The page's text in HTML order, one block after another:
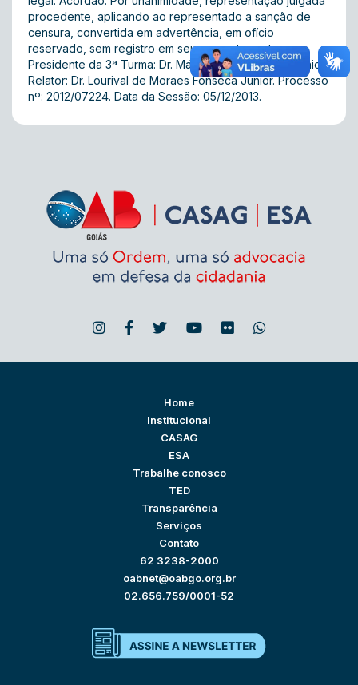
procedente, aplicando ao representado a sanção de
censura, convertida em advertência, em ofício
reservado, sem registro em seus assentamentos.
Presidente da 3ª Turma: Dr. Mário José de Moura Júnior.
Relator: Dr. Lourival de Moraes Fonseca Júnior. Processo
nº: 2012/07224. Data da Sessão: 05/12/2013.
Home
Institucional
CASAG
ESA
Trabalhe conosco
TED
Transparência
Serviços
Contato
62 3238-2000
oabnet@oabgo.org.br
02.656.759/0001-52